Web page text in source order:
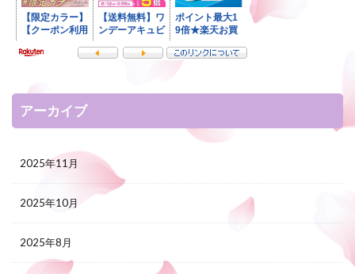
アーカイブ
2025年11月
2025年10月
2025年8月